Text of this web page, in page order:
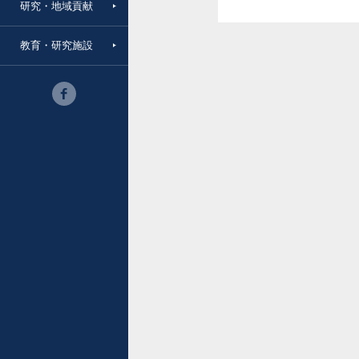
研究・地域貢献
教育・研究施設